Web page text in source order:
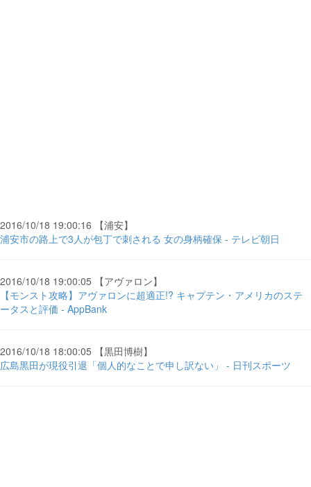
2016/10/18 19:00:16 【浦安】
浦安市の路上で3人が包丁で刺される 女の身柄確保 - テレビ朝日
2016/10/18 19:00:05 【アヴァロン】
【モンスト攻略】アヴァロンに超適正!? キャプテン・アメリカのステ
ータスと評価 - AppBank
2016/10/18 18:00:05 【黒田博樹】
広島黒田が現役引退「個人的なことで申し訳ない」 - 日刊スポーツ